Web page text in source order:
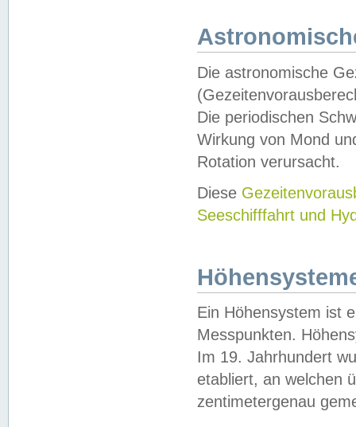
Die astronomische
Die periodischen
Wirkung von Mond
Rotation verursacht.
Diese
Seeschifffahrt und
Ein Höhensystem ist
Messpunkten.
Im 19. Jahrhundert
etabliert, an welchen
zentimetergenau